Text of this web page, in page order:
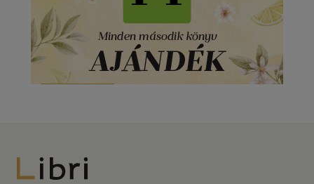
Libri